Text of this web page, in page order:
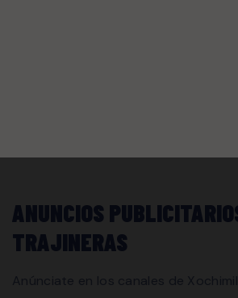
ANUNCIOS
TRAJINERAS